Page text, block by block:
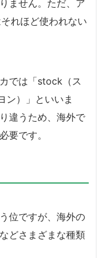
ません。ただ、ア
れほど使われない
では「stock（ス
ン）」といいま
違うため、海外で
要です。
位ですが、海外の
どさまざまな種類